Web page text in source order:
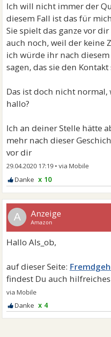
Ich will nicht immer der
diesem Fall ist das für
Sie spielt das ganze vor
auch noch, weil der keine
ich würde ihr nach
sagen, das sie den
Das ist doch nicht normal,
hallo?
Ich an deiner Stelle hätte
mehr nach dieser
vor dir
29.04.2020 17:19 •
x 10
A
x 4